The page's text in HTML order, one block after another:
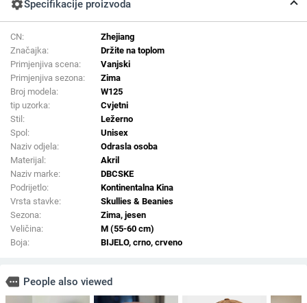
settingsSpecifikacije proizvoda
CN:
Zhejiang
Značajka:
Držite na toplom
Primjenjiva scena:
Vanjski
Primjenjiva sezona:
Zima
Broj modela:
W125
tip uzorka:
Cvjetni
Stil:
Ležerno
Spol:
Unisex
Naziv odjela:
Odrasla osoba
Materijal:
Akril
Naziv marke:
DBCSKE
Podrijetlo:
Kontinentalna Kina
Vrsta stavke:
Skullies & Beanies
Sezona:
Zima, jesen
Veličina:
M (55-60 cm)
Boja:
BIJELO, crno, crveno
more People also viewed